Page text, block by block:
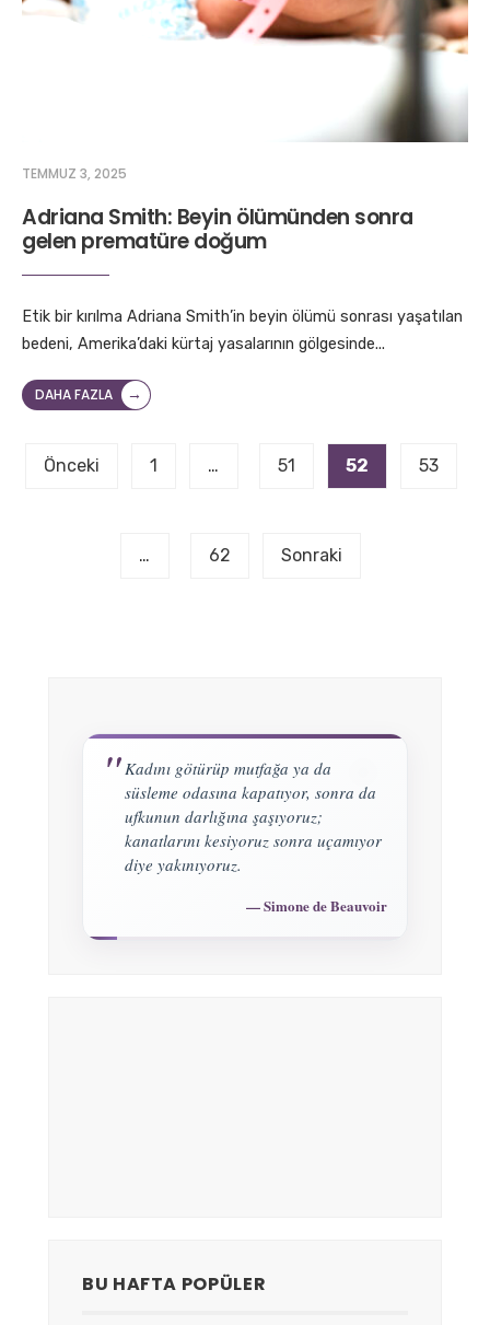
TEMMUZ 3, 2025
Adriana Smith: Beyin ölümünden sonra
gelen prematüre doğum
Etik bir kırılma Adriana Smith’in beyin ölümü sonrası yaşatılan
bedeni, Amerika’daki kürtaj yasalarının gölgesinde...
DAHA FAZLA →
Yazı
Önceki 1 … 51 52 53
… 62 Sonraki
Kadını götürüp mutfağa ya da
süsleme odasına kapatıyor, sonra da
ufkunun darlığına şaşıyoruz;
kanatlarını kesiyoruz sonra uçamıyor
diye yakınıyoruz.
Simone de Beauvoir
BU HAFTA POPÜLER